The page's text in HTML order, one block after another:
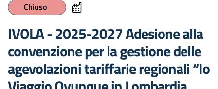
Chiuso
IVOLA - 2025-2027 Adesione alla
convenzione per la gestione delle
agevolazioni tariffarie regionali “Io